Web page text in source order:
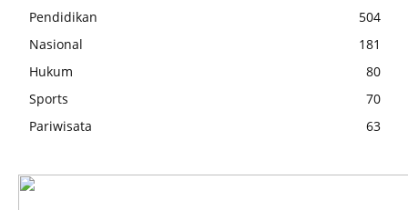
Pendidikan
504
Nasional
181
Hukum
80
Sports
70
Pariwisata
63